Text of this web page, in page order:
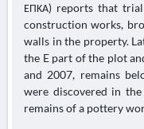
ΕΠΚΑ) reports that
construction works,
walls in the property.
the E part of the plot
and 2007, remains
were discovered in
remains of a pottery